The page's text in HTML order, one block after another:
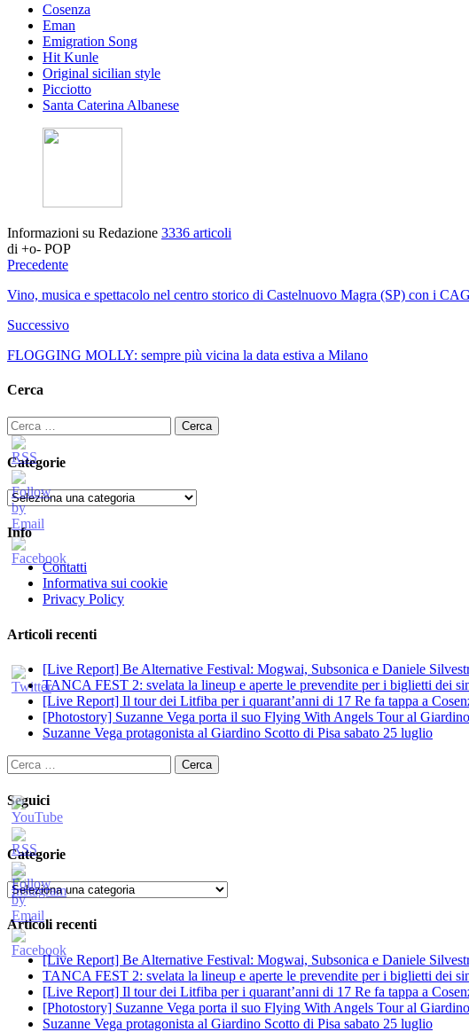
Cosenza
Eman
Emigration Song
Hit Kunle
Original sicilian style
Picciotto
Santa Caterina Albanese
Informazioni su Redazione 3336 articoli
di +o- POP
Precedente
Vino, musica e spettacolo nel centro storico di Castelnuovo Magra (SP) con i
Successivo
FLOGGING MOLLY: sempre più vicina la data estiva a Milano
Cerca
Ricerca
per:
Categorie
Categorie
Info
Contatti
Informativa sui cookie
Privacy Policy
Articoli recenti
[Live Report] Be Alternative Festival: Mogwai, Subsonica e Daniele
TANCA FEST 2: svelata la lineup e aperte le prevendite per i biglietti dei
[Live Report] Il tour dei Litfiba per i quarant’anni di 17 Re fa tappa a
[Photostory] Suzanne Vega porta il suo Flying With Angels Tour al
Suzanne Vega protagonista al Giardino Scotto di Pisa sabato 25 luglio
Ricerca
per:
Seguici
Categorie
Categorie
Articoli recenti
[Live Report] Be Alternative Festival: Mogwai, Subsonica e Daniele
TANCA FEST 2: svelata la lineup e aperte le prevendite per i biglietti dei
[Live Report] Il tour dei Litfiba per i quarant’anni di 17 Re fa tappa a
[Photostory] Suzanne Vega porta il suo Flying With Angels Tour al
Suzanne Vega protagonista al Giardino Scotto di Pisa sabato 25 luglio